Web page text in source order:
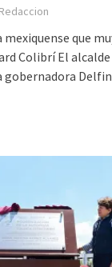
Redaccion
mexiquense que
Colibrí El